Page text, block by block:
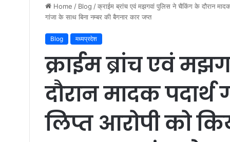
Home / Blog /क्राईम ब्रांच एवं मझगवां पुलिस ने चैकिंग के दौरान
गांजा के साथ बिना नम्बर की बैगनार कार जप्त
Blog मध्यप्रदेश
क्राईम ब्रांच एवं
दौरान मादक पदार्थ
लिप्त आरोपी को